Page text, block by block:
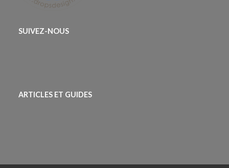
SUIVEZ-NOUS
ARTICLES ET GUIDES